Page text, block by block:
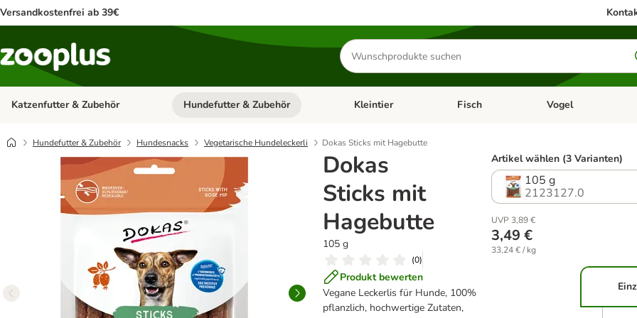
Versandkostenfrei ab 39€
Produkte
suchen
Katzenfutter & Zubehör Kategorie-Menü öffnen: Katzenfutter & Zubehör
Hundefutter & Zubehör Kategorie-Menü öffnen: Hundefutter & Zubehör
Kleintier Kategorie-Menü öffnen: Kleintier
Fisch Kategorie-Menü
Vogel
Hundefutter & Zubehör Hundesnacks Vegetarische Hundeleckerli Dokas Sticks mit Hagebutte
Dokas
Sticks mit
Hagebutte
105 g
(0)
Produkt bewerten
Vegane Leckerlis für Hunde, 100%
pflanzlich, hochwertige Zutaten,
Artikel wählen (3 Varianten)
105 g
2123127.0
UVP 3,89 €
3,49 €
33,24 € / kg